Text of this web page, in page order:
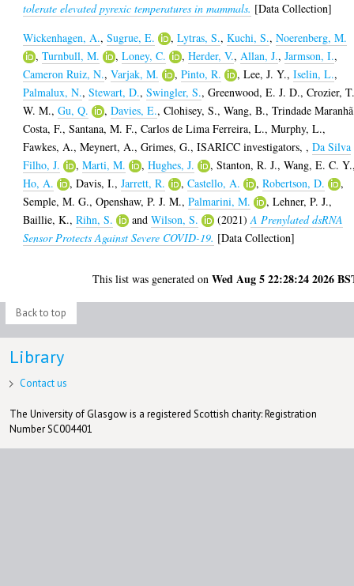
tolerate elevated pyrexic temperatures in mammals. [Data Collection]
Wickenhagen, A.,Sugrue, E. ,Lytras, S.,Kuchi, S.,Noerenberg, M.
,Turnbull, M. ,Loney, C. ,Herder, V.,Allan, J.,Jarmson, I.,
Cameron Ruiz, N.,Varjak, M. ,Pinto, R. ,Lee, J. Y.,Iselin, L.,
Palmalux, N.,Stewart, D.,Swingler, S.,Greenwood, E. J. D.,Crozier,
W. M.,Gu, Q. ,Davies, E.,Clohisey, S.,Wang, B.,Trindade Maranhã
Costa, F.,Santana, M. F.,Carlos de Lima Ferreira, L.,Murphy, L.,
Fawkes, A.,Meynert, A.,Grimes, G.,ISARICC investigators,,Da Silva
Filho, J.
,Marti, M. ,Hughes, J. ,Stanton, R. J.,Wang, E. C. Y.
Ho, A.
,Davis, I.,Jarrett, R. ,Castello, A. ,Robertson, D.
,
Semple, M. G.,Openshaw, P. J. M.,Palmarini, M. ,Lehner, P. J.,
Baillie, K.,Rihn, S. andWilson, S. (2021)A Prenylated dsRNA
Sensor Protects Against Severe COVID-19. [Data Collection]
This list was generated onWed Aug 5 22:28:24 2026
Back to top
Library
Contact us
The University of Glasgow is a registered Scottish charity: Registration
Number SC004401